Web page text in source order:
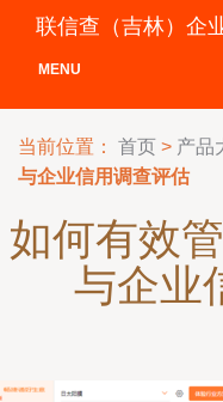
联信查（吉林）企
MENU
当前位置： 首页 > 产品
与企业信用调查评估
如何有效
与企业